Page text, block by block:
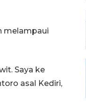
melampaui
Saya ke
asal Kediri,